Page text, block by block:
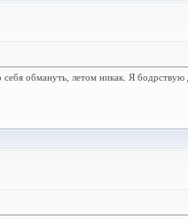
обмануть, летом никак. Я